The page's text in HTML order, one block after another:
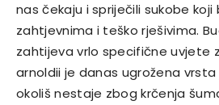
nas čekaju i spriječili sukobe
zahtjevnima i teško rješivima.
zahtijeva vrlo specifične uvjete
arnoldii je danas ugrožena vrsta
okoliš nestaje zbog krčenja